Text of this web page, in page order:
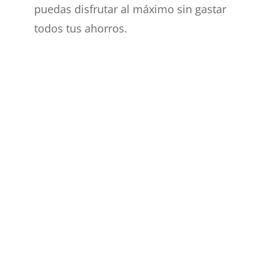
puedas disfrutar al máximo sin gastar
todos tus ahorros.